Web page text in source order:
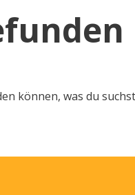
können, was du